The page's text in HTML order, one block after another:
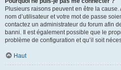
Plusieurs raisons peuvent en être la
nom d’utilisateur et votre mot de passe
contactez un administrateur du forum afin
banni. Il est également possible que le
problème de configuration et qu’il soit
Haut